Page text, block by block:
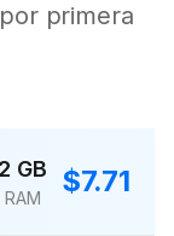
primera
2 GB
RAM $7.71